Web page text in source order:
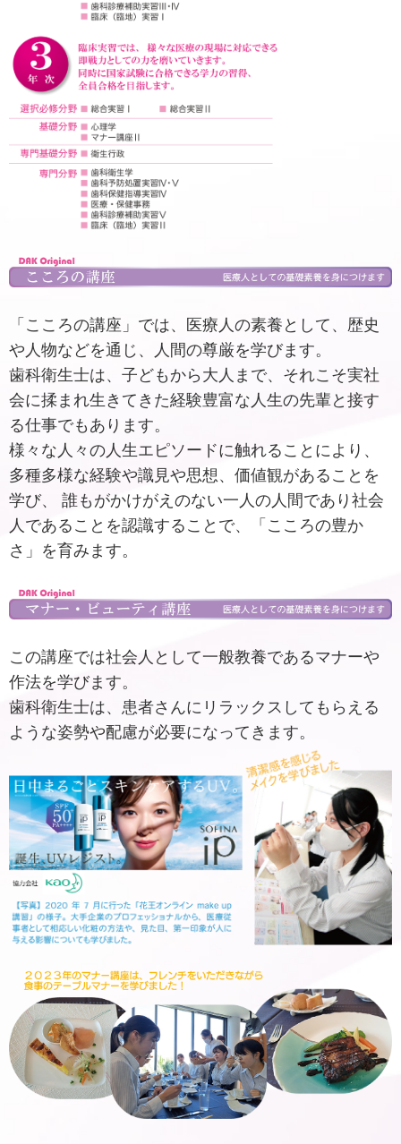
「こころの講座」では、医療人の素養として、歴史
や人物などを通じ、人間の尊厳を学びます。
歯科衛生士は、子どもから大人まで、それこそ実社
会に揉まれ生きてきた経験豊富な人生の先輩と接す
る仕事でもあります。
様々な人々の人生エピソードに触れることにより、
多種多様な経験や識見や思想、価値観があることを
学び、 誰もがかけがえのない一人の人間であり社会
人であることを認識することで、「こころの豊か
さ」を育みます。
この講座では社会人として一般教養であるマナーや
作法を学びます。
歯科衛生士は、患者さんにリラックスしてもらえる
ような姿勢や配慮が必要になってきます。